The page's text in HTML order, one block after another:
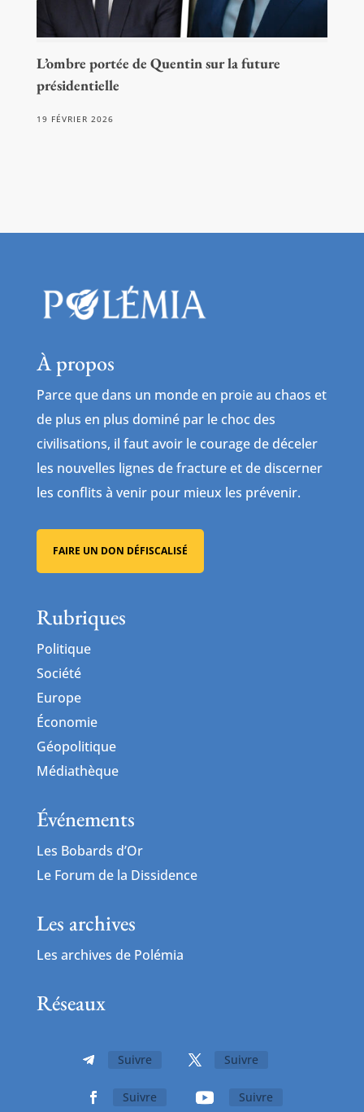
L’ombre portée de Quentin sur la future
présidentielle
19 FÉVRIER 2026
À propos
Parce que dans un monde en proie au chaos et
de plus en plus dominé par le choc des
civilisations, il faut avoir le courage de déceler
les nouvelles lignes de fracture et de discerner
les conflits à venir pour mieux les prévenir.
FAIRE UN DON DÉFISCALISÉ
Rubriques
Politique
Société
Europe
Économie
Géopolitique
Médiathèque
Événements
Les Bobards d’Or
Le Forum de la Dissidence
Les archives
Les archives de Polémia
Réseaux
Suivre Suivre
Suivre Suivre